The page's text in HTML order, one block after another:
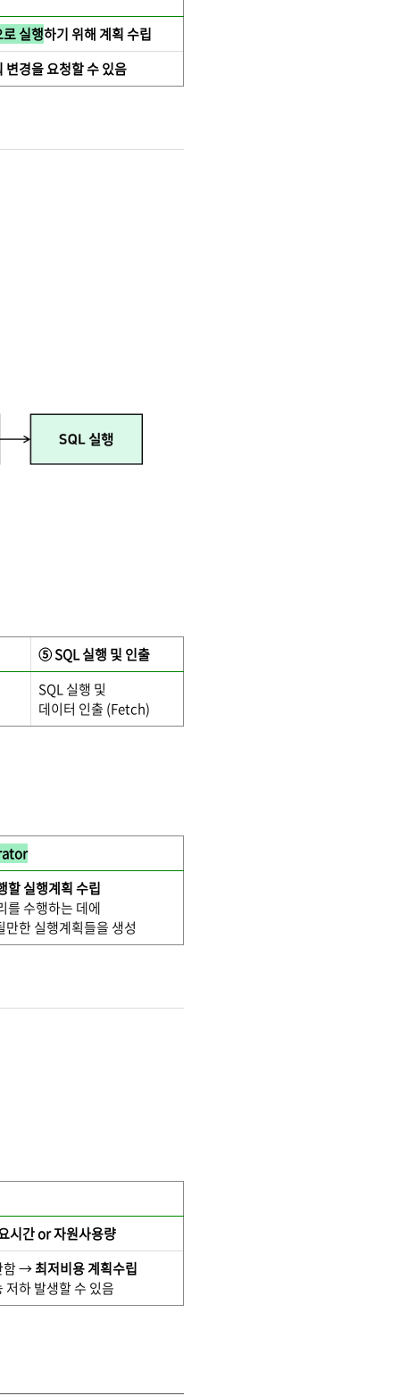
실행하기 위해 계획 수립
변경을 요청할 수 있음
⑤ SQL 실행 및 인출
SQL 실행 및
데이터 인출 (Fetch)
할 실행계획 수립
를 수행하는 데에
한 실행계획들을 생성
시간 or 자원사용량
함 →최저비용계획수립
하 발생할 수 있음